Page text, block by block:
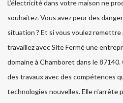
L’électricité dans votre maison ne
souhaitez. Vous avez peur des
situation ? Et si vous voulez
travaillez avec Site Fermé une
domaine à Chamboret dans le
des travaux avec des compétences
technologies nouvelles. Elle